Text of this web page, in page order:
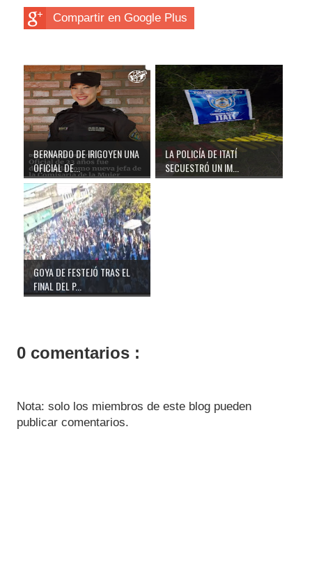
Compartir en Google Plus
BERNARDO DE IRIGOYEN UNA
OFICIAL DE...
LA POLICÍA DE ITATÍ
SECUESTRÓ UN IM...
GOYA DE FESTEJÓ TRAS EL
FINAL DEL P...
0 comentarios :
Nota: solo los miembros de este blog pueden
publicar comentarios.